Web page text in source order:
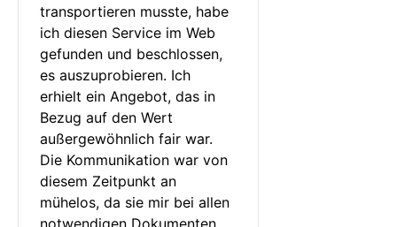
transportieren musste, habe
ich diesen Service im Web
gefunden und beschlossen,
es auszuprobieren. Ich
erhielt ein Angebot, das in
Bezug auf den Wert
außergewöhnlich fair war.
Die Kommunikation war von
diesem Zeitpunkt an
mühelos, da sie mir bei allen
notwendigen Dokumenten